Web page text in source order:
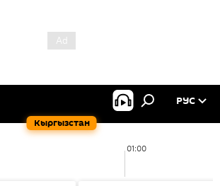
Кыргызстан
РУС
01:00